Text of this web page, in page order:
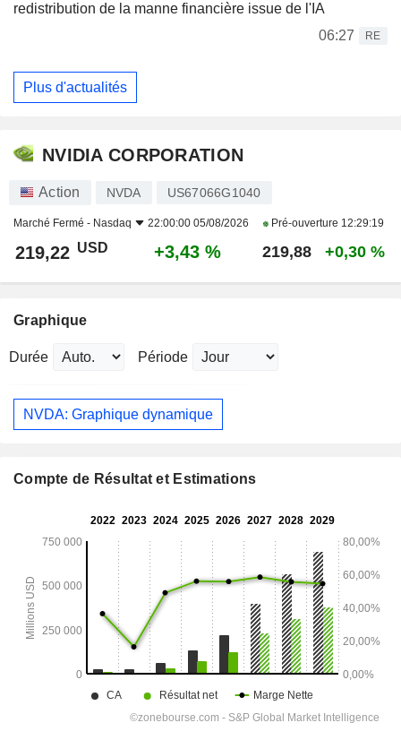
redistribution de la manne financière issue de l'IA
06:27
RE
Plus d'actualités
NVIDIA CORPORATION
Action NVDA US67066G1040
Marché Fermé - Nasdaq 22:00:00 05/08/2026 Pré-ouverture 12:29:19
219,22 USD +3,43 % 219,88 +0,30 %
Graphique
Durée Période
NVDA: Graphique dynamique
Compte de Résultat et Estimations